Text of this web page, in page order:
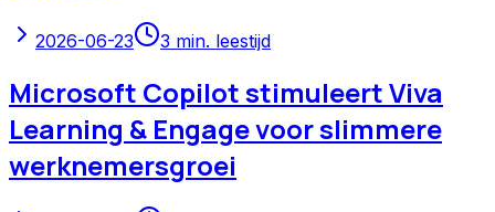
2026-06-23 3 min. leestijd
Microsoft Copilot stimuleert Viva
Learning & Engage voor slimmere
werknemersgroei